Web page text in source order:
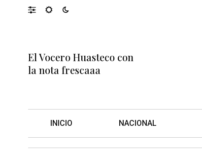
El Vocero Huasteco con
la nota frescaaa
INICIO NACIONAL